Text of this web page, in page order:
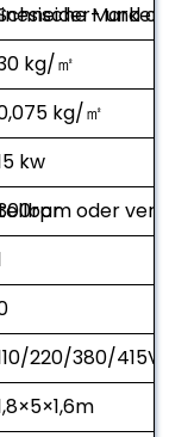
Marken
und
kg/㎡
kg/㎡
kw
oder
220/380/415V